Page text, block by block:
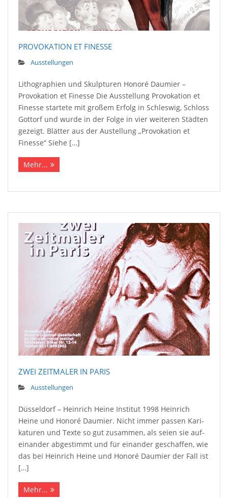
PROVOKATION ET FINESSE
Ausstellungen
Lithographien und Skulpturen Honoré Daumier –
Provokation et Finesse Die Ausstellung Provokation et
Finesse startete mit großem Erfolg in Schleswig, Schloss
Gottorf und wurde in der Folge in vier weiteren Städten
gezeigt. Blätter aus der Austellung „Provokation et
Finesse“ Siehe […]
Mehr...
ZWEI ZEITMALER IN PARIS
Ausstellungen
Düsseldorf – Heinrich Heine Institut 1998 Hein­rich
Heine und Ho­no­ré Daumier. Nicht immer passen Kari­
katuren und Texte so gut zu­sam­men, als sei­en sie auf­
ein­ander ab­ge­stimmt und für ein­ander ge­schaffen, wie
das bei Hein­rich Heine und Honoré Daumier der Fall ist
[…]
Mehr...